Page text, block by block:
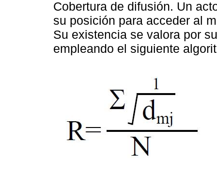
Cobertura de difusión. Un
su posición para acceder al
Su existencia se valora por
empleando el siguiente